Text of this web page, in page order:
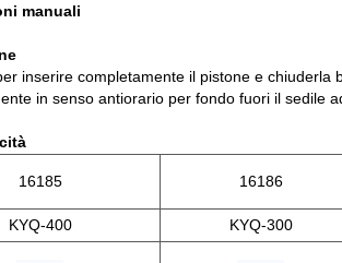
manuali
inserire completamente il pistone e chiuderla
in senso antiorario per fondo fuori il sedile
16185 16186
KYQ-400 KYQ-300